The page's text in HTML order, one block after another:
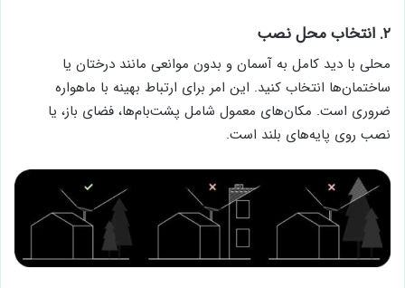
۲. انتخاب محل نصب
محلی با دید کامل به آسمان و بدون موانعی مانند درختان یا
ساختمان‌ها انتخاب کنید. این امر برای ارتباط بهینه با ماهواره
ضروری است. مکان‌های معمول شامل پشت‌بام‌ها، فضای باز، یا
نصب روی پایه‌های بلند است.